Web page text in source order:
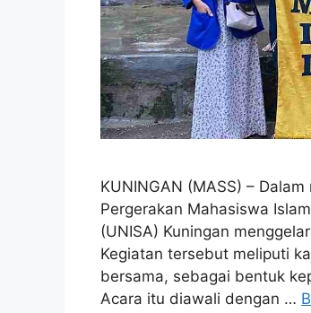
KUNINGAN (MASS) –
Pergerakan Mahasiswa
(UNISA) Kuningan
Kegiatan tersebut meliputi
bersama, sebagai bentuk
Acara itu diawali dengan …